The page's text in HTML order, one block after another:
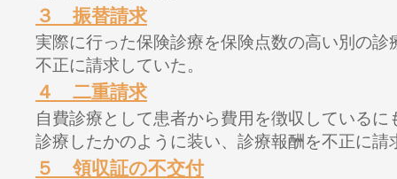
３ 振替請求
実際に行った保険診療を保険点数の高い別の
不正に請求していた。
４ 二重請求
自費診療として患者から費用を徴収している
診療したかのように装い、診療報酬を不正に請
５ 領収証の不交付